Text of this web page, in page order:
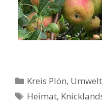
Kategorien
Kreis Plön, Umwelt
Schlagwörter
Heimat,